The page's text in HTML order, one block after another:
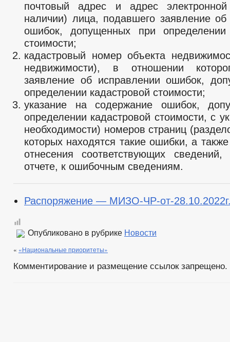
почтовый адрес и адрес
наличии) лица, подавшего заявление об
ошибок, допущенных при определении
стоимости;
кадастровый номер объекта
недвижимости), в отношении
заявление об исправлении ошибок,
определении кадастровой стоимости;
указание на содержание ошибок,
определении кадастровой стоимости, с
необходимости) номеров страниц
которых находятся такие ошибки, а
отнесения соответствующих
отчете, к ошибочным сведениям.
Распоряжение — МИЗО-ЧР-от-
Опубликовано в рубрике Новости
« «Национальные приоритеты»
Комментирование и размещение ссылок запрещено.